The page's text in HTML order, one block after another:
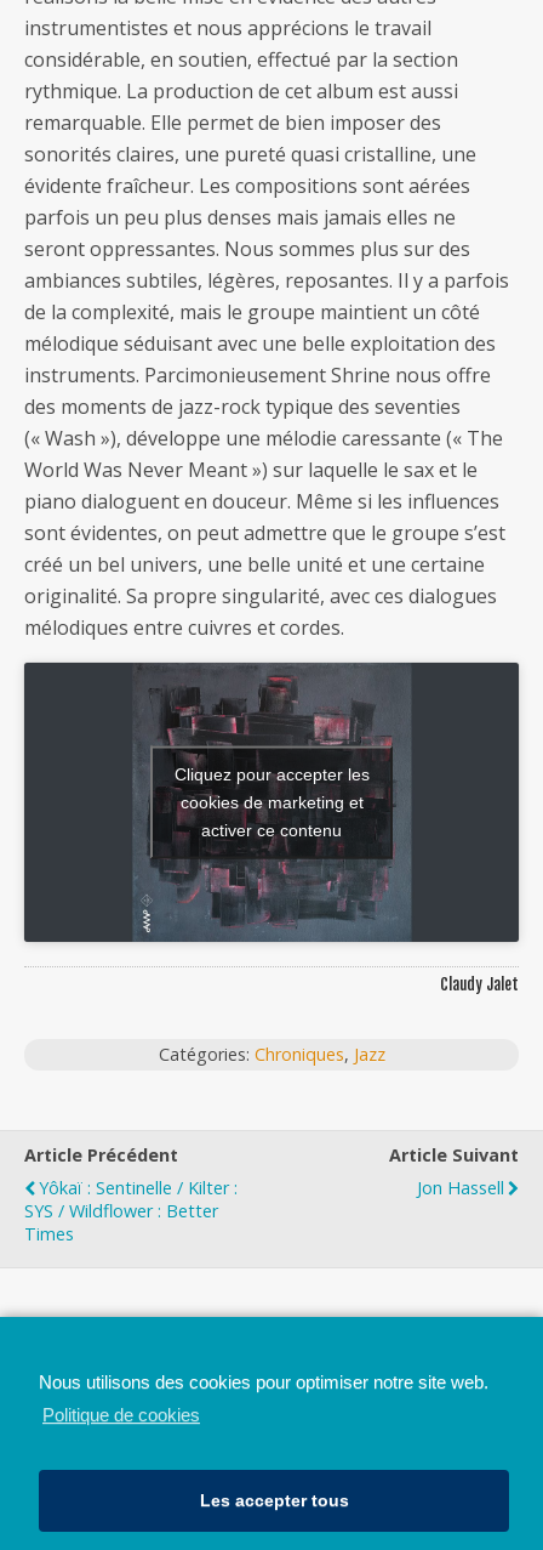
instrumentistes et nous apprécions le travail
considérable, en soutien, effectué par la section
rythmique. La production de cet album est aussi
remarquable. Elle permet de bien imposer des
sonorités claires, une pureté quasi cristalline, une
évidente fraîcheur. Les compositions sont aérées
parfois un peu plus denses mais jamais elles ne
seront oppressantes. Nous sommes plus sur des
ambiances subtiles, légères, reposantes. Il y a parfois
de la complexité, mais le groupe maintient un côté
mélodique séduisant avec une belle exploitation des
instruments. Parcimonieusement Shrine nous offre
des moments de jazz-rock typique des seventies
(« Wash »), développe une mélodie caressante (« The
World Was Never Meant ») sur laquelle le sax et le
piano dialoguent en douceur. Même si les influences
sont évidentes, on peut admettre que le groupe s’est
créé un bel univers, une belle unité et une certaine
originalité. Sa propre singularité, avec ces dialogues
mélodiques entre cuivres et cordes.
Cliquez pour accepter les
cookies de marketing et
activer ce contenu
Claudy Jalet
Catégories: Chroniques, Jazz
Article Précédent
Yôkaï : Sentinelle / Kilter :
SYS / Wildflower : Better
Times
Article Suivant
Jon Hassell
Nous utilisons des cookies pour optimiser notre site web.
Politique de cookies
Les accepter tous